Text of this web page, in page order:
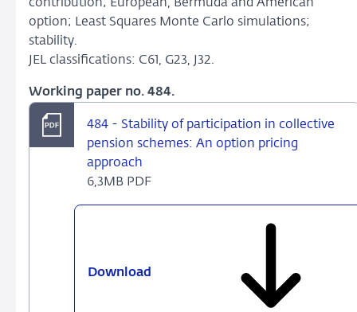
contribution; European, Bermuda and American
option; Least Squares Monte Carlo simulations;
stability.
JEL classifications: C61, G23, J32.
Working paper no. 484.
484 - Stability of participation in collective
pension schemes: An option pricing
approach
6,3MB PDF
Download